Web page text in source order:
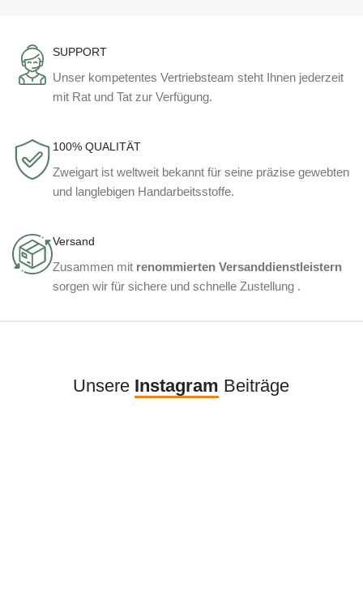
SUPPORT
Unser kompetentes Vertriebsteam steht Ihnen jederzeit
mit Rat und Tat zur Verfügung.
100% QUALITÄT
Zweigart ist weltweit bekannt für seine präzise gewebten
und langlebigen Handarbeitsstoffe.
Versand
Zusammen mit renommierten Versanddienstleistern
sorgen wir für sichere und schnelle Zustellung .
Unsere Instagram Beiträge